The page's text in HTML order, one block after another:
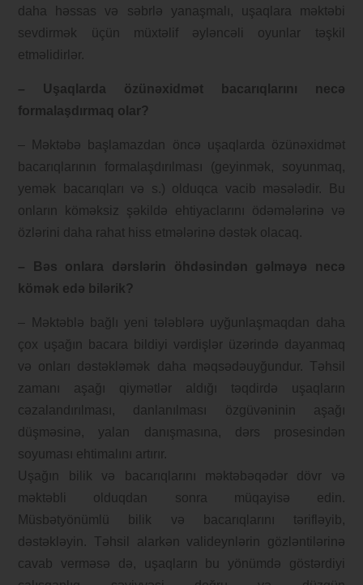
daha həssas və səbrlə yanaşmalı, uşaqlara məktəbi
sevdirmək üçün müxtəlif əyləncəli oyunlar təşkil
etməlidirlər.
– Uşaqlarda özünəxidmət bacarıqlarını necə
formalaşdırmaq olar?
– Məktəbə başlamazdan öncə uşaqlarda özünəxidmət
bacarıqlarının formalaşdırılması (geyinmək, soyunmaq,
yemək bacarıqları və s.) olduqca vacib məsələdir. Bu
onların köməksiz şəkildə ehtiyaclarını ödəmələrinə və
özlərini daha rahat hiss etmələrinə dəstək olacaq.
– Bəs onlara dərslərin öhdəsindən gəlməyə necə
kömək edə bilərik?
– Məktəblə bağlı yeni tələblərə uyğunlaşmaqdan daha
çox uşağın bacara bildiyi vərdişlər üzərində dayanmaq
və onları dəstəkləmək daha məqsədəuyğundur. Təhsil
zamanı aşağı qiymətlər aldığı təqdirdə uşaqların
cəzalandırılması, danlanılması özgüvəninin aşağı
düşməsinə, yalan danışmasına, dərs prosesindən
soyuması ehtimalını artırır.
Uşağın bilik və bacarıqlarını məktəbəqədər dövr və
məktəbli olduqdan sonra müqayisə edin.
Müsbətyönümlü bilik və bacarıqlarını tərifləyib,
dəstəkləyin. Təhsil alarkən valideynlərin gözləntilərinə
cavab verməsə də, uşaqların bu yönümdə göstərdiyi